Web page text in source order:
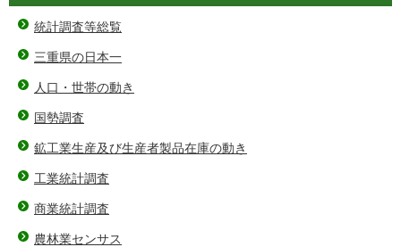
統計調査等総覧
三重県の日本一
人口・世帯の動き
国勢調査
鉱工業生産及び生産者製品在庫の動き
工業統計調査
商業統計調査
農林業センサス